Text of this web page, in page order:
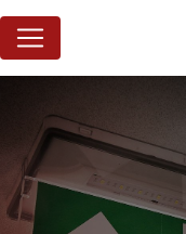
Panneau de gestion